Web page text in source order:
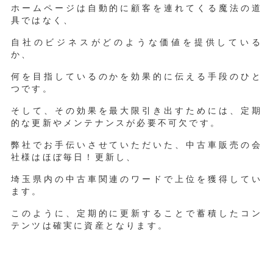
ホームページは自動的に顧客を連れてくる魔法の道
具ではなく、
自社のビジネスがどのような価値を提供している
か、
何を目指しているのかを効果的に伝える手段のひと
つです。
そして、その効果を最大限引き出すためには、定期
的な更新やメンテナンスが必要不可欠です。
弊社でお手伝いさせていただいた、中古車販売の会
社様はほぼ毎日！更新し、
埼玉県内の中古車関連のワードで上位を獲得してい
ます。
このように、定期的に更新することで蓄積したコン
テンツは確実に資産となります。